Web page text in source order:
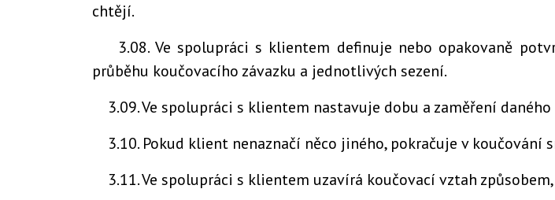
chtějí.
3.08. Ve spolupráci s klientem definuje nebo opakovaně
průběhu koučovacího závazku a jednotlivých sezení.
3.09. Ve spolupráci s klientem nastavuje dobu a zaměření daného
3.10. Pokud klient nenaznačí něco jiného, pokračuje v
3.11. Ve spolupráci s klientem uzavírá koučovací vztah